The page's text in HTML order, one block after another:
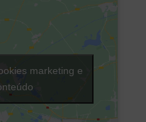
marketing e